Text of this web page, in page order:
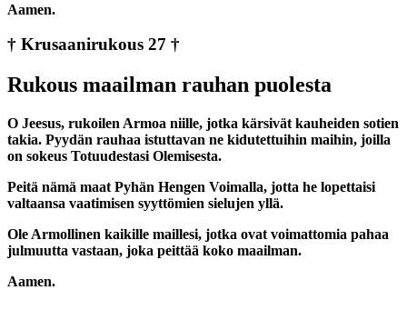
Aamen.
† Krusaanirukous 27 †
Rukous maailman rauhan puolesta
O Jeesus, rukoilen Armoa niille, jotka kärsivät kauheiden sotien
takia. Pyydän rauhaa istuttavan ne kidutettuihin maihin, joilla
on sokeus Totuudestasi Olemisesta.
Peitä nämä maat Pyhän Hengen Voimalla, jotta he lopettaisi
valtaansa vaatimisen syyttömien sielujen yllä.
Ole Armollinen kaikille maillesi, jotka ovat voimattomia pahaa
julmuutta vastaan, joka peittää koko maailman.
Aamen.